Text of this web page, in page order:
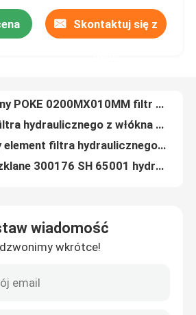
Skontaktuj się zFiltr hydrauliczny POKE 0200MX010MM filtr elementów
Poke filtry oleju przemysłowego ze stali nierdzewnej 937935Q SH 53106 element filtra hydraulicznego
Element filtra hydraulicznego Poke z włókna szklanego 944435Q SH 51425 przemysłowe filtry oleju do maszyn silnikowych
Element filtrujący z wkładem z włókna szklanego POEK 5 mikronów 938955Q 0330D020BN3HC RE573817
Element filtra hydraulicznego z włókna szklanego Poke 10220705 940054Q SH 62021 V P765281 Do maszyn silnikowych
wiadomość
wkrótce!